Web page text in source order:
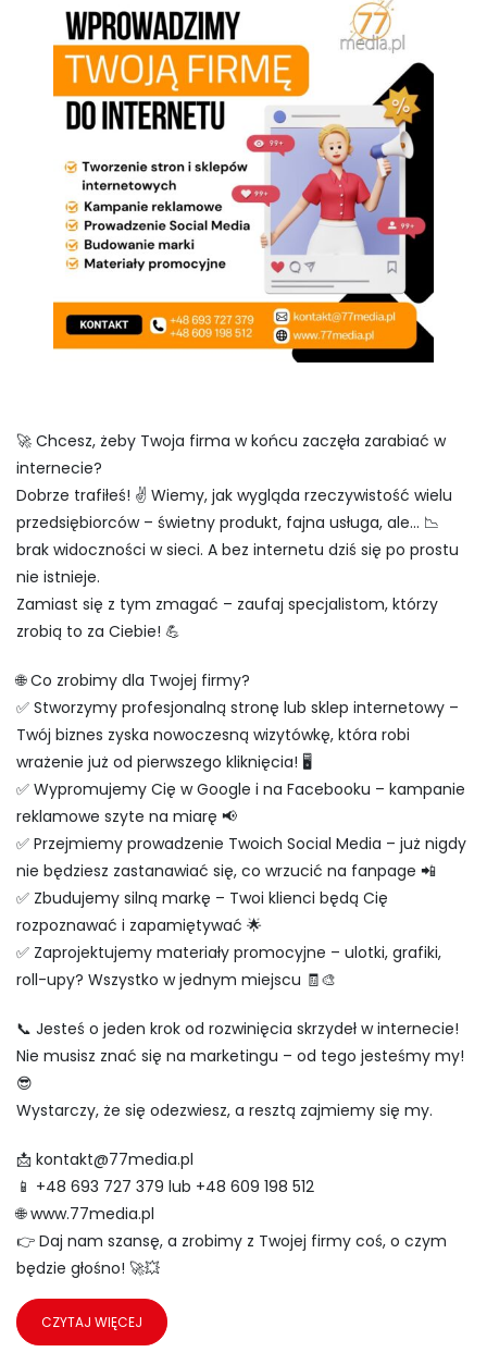
🚀 Chcesz, żeby Twoja firma w końcu zaczęła zarabiać w
internecie?
Dobrze trafiłeś! ✌️ Wiemy, jak wygląda rzeczywistość wielu
przedsiębiorców – świetny produkt, fajna usługa, ale… 📉
brak widoczności w sieci. A bez internetu dziś się po prostu
nie istnieje.
Zamiast się z tym zmagać – zaufaj specjalistom, którzy
zrobią to za Ciebie! 💪
🌐 Co zrobimy dla Twojej firmy?
✅ Stworzymy profesjonalną stronę lub sklep internetowy –
Twój biznes zyska nowoczesną wizytówkę, która robi
wrażenie już od pierwszego kliknięcia! 🖥️
✅ Wypromujemy Cię w Google i na Facebooku – kampanie
reklamowe szyte na miarę 📢
✅ Przejmiemy prowadzenie Twoich Social Media – już nigdy
nie będziesz zastanawiać się, co wrzucić na fanpage 📲
✅ Zbudujemy silną markę – Twoi klienci będą Cię
rozpoznawać i zapamiętywać 🌟
✅ Zaprojektujemy materiały promocyjne – ulotki, grafiki,
roll-upy? Wszystko w jednym miejscu 🧾🎨
📞 Jesteś o jeden krok od rozwinięcia skrzydeł w internecie!
Nie musisz znać się na marketingu – od tego jesteśmy my!
😎
Wystarczy, że się odezwiesz, a resztą zajmiemy się my.
📩 kontakt@77media.pl
📱 +48 693 727 379 lub +48 609 198 512
🌐 www.77media.pl
👉 Daj nam szansę, a zrobimy z Twojej firmy coś, o czym
będzie głośno! 🚀💥
CZYTAJ WIĘCEJ